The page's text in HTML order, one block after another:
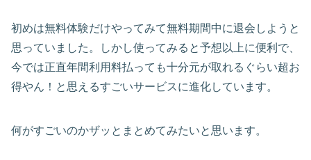
初めは無料体験だけやってみて無料期間中に退会しようと
思っていました。しかし使ってみると予想以上に便利で、
今では正直年間利用料払っても十分元が取れるぐらい超お
得やん！と思えるすごいサービスに進化しています。
何がすごいのかザッとまとめてみたいと思います。